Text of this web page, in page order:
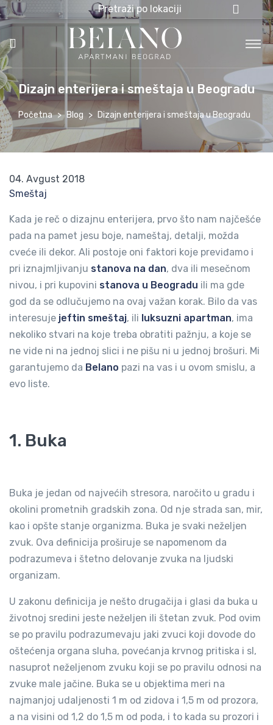
Pretraži po lokaciji
Dizajn enterijera i smeštaja u Beogradu
Početna Blog Dizajn enterijera i smeštaja u Beogradu
04. Avgust 2018
Smeštaj
Kada je reč o dizajnu enterijera, prvo što nam najčešće
pada na pamet jesu boje, nameštaj, detalji, možda
cveće ili dekor. Ali postoje oni faktori koje previđamo i
pri iznajmljivanju stanova na dan, dva ili mesečnom
nivou, i pri kupovini stanova u Beogradu ili ma gde
god da se odlučujemo na ovaj važan korak. Bilo da vas
interesuje jeftin smeštaj, ili luksuzni apartman, ima
nekoliko stvari na koje treba obratiti pažnju, a koje se
ne vide ni na jednoj slici i ne pišu ni u jednoj brošuri. Mi
garantujemo da Belano pazi na vas i u ovom smislu, a
evo liste.
1. Buka
Buka je jedan od najvećih stresora, naročito u gradu i
okolini prometnih gradskih zona. Od nje strada san, mir,
kao i opšte stanje organizma. Buka je svaki neželjen
zvuk. Ova definicija proširuje se napomenom da
podrazumeva i štetno delovanje zvuka na ljudski
organizam.
U zakonu definicija je nešto drugačija i glasi da buka u
životnoj sredini jeste neželjen ili štetan zvuk. Pod ovim
se po pravilu podrazumevaju jaki zvuci koji dovode do
oštećenja organa sluha, povećanja krvnog pritiska i sl,
nasuprot neželjenom zvuku koji se po pravilu odnosi na
zvuke male jačine. Buka se u objektima meri na
najmanjoj udaljenosti 1 m od zidova i 1,5 m od prozora,
a na visini od 1,2 do 1,5 m od poda, i to kada su prozori i